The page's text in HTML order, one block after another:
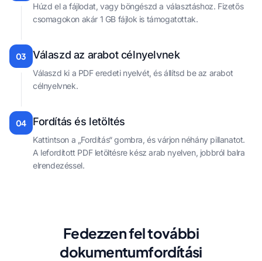
Húzd el a fájlodat, vagy böngészd a választáshoz. Fizetős
csomagokon akár 1 GB fájlok is támogatottak.
03 Válaszd az arabot célnyelvnek
Válaszd ki a PDF eredeti nyelvét, és állítsd be az arabot
célnyelvnek.
04 Fordítás és letöltés
Kattintson a „Fordítás“ gombra, és várjon néhány pillanatot.
A lefordított PDF letöltésre kész arab nyelven, jobbról balra
elrendezéssel.
Fedezzen fel további
dokumentumfordítási